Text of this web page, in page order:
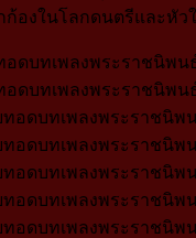
องในโลกดนตรีและหั